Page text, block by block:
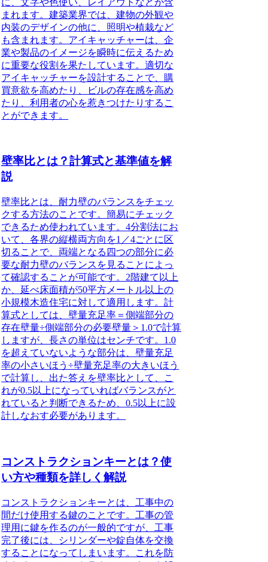
まれます。建築業界では、建物の外観や
内装のデザインの他に、照明や植栽など
も含まれます。アイキャッチャーは、企
業や製品のイメージを瞬時に伝えるため
に重要な役割を果たしています。適切な
アイキャッチャーを設計することで、購
買意欲を高めたり、ビルの存在感を高め
たり、利用者の心を惹きつけたりするこ
とができます。
壁率比とは？計算式と基準値を解
説
壁率比とは、耐力壁のバランスをチェッ
クする方法のこと です。簡易にチェック
できるため使われています。4分割法にお
いて、各界の縦横両方向を1／4ごとに区
切ることで、両端となる四つの部分に必
要な耐力壁のバランスを見ることによっ
て確認することが可能です。2階建て以上
か、延べ床面積が50平方メートル以上の
小規模木造住宅に対して適用します。計
算式としては、壁量充足率＝側端部分の
存在壁量÷側端部分の必要壁量＞1.0で計算
しますが、長さの単位はセンチです。1.0
を超えていないような部分は、壁量充足
率の小さいほう÷壁量充足率の大きいほう
で計算し、出た答えを壁率比として、こ
れが0.5以上になっていればバランスがと
れていると判断できるため、0.5以上に設
計しなおす必要があります。
コンストラクションキーとは？使
い方や種類を詳しく解説
コンストラクションキーとは、工事中の
間だけ使用する鍵のこと です。工事の管
理用に鍵を作るのが一般的ですが、工事
完了後には、シリンダーや錠自体を交換
することになってしまいます。これを防